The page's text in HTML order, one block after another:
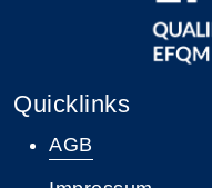
Quicklinks
AGB